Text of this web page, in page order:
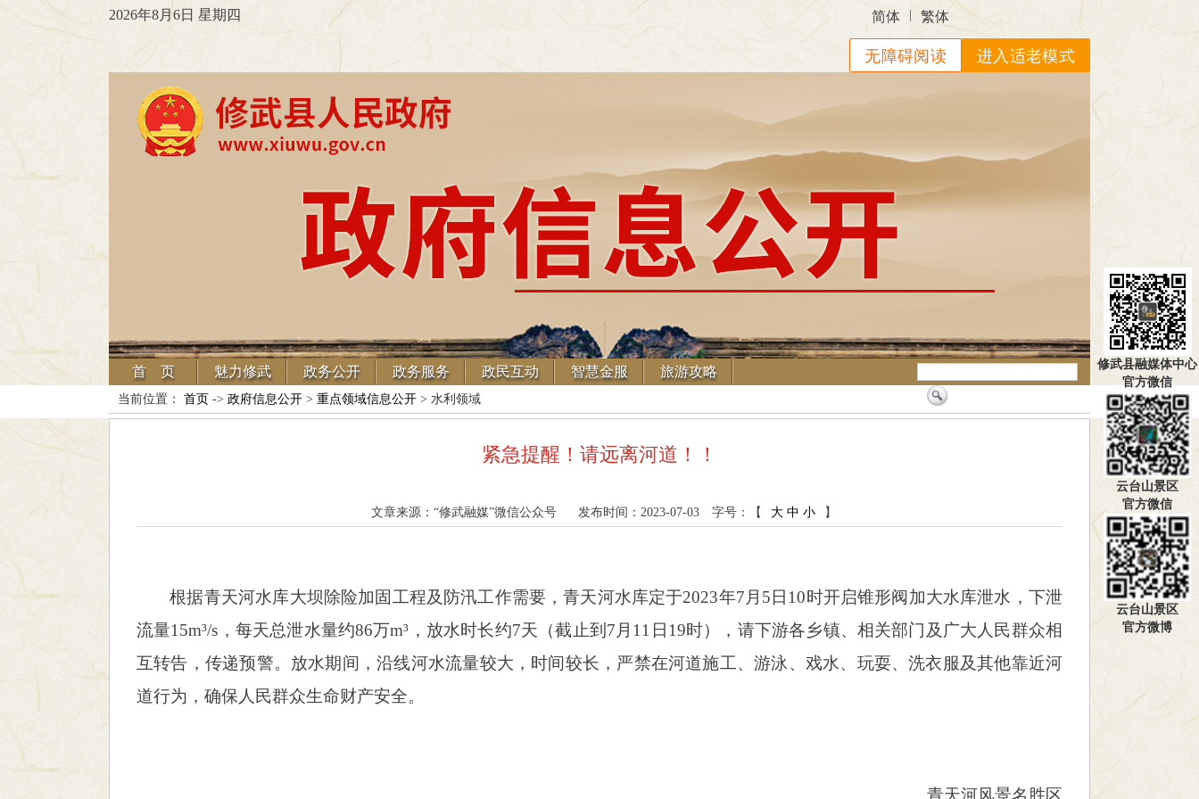
2026年8月6日 星期四 简体 繁体
进入适老模式
无障碍阅读
首 页 魅力修武 政务公开 政务服务 政民互动 智慧金服 旅游攻略
当前位置： 首页 -> 政府信息公开 > 重点领域信息公开 > 水利领域
紧急提醒！请远离河道！！
文章来源：“修武融媒”微信公众号 发布时间：2023-07-03 字号：【 大 中 小 】
根据青天河水库大坝除险加固工程及防汛工作需要，青天河水库定于2023年7月5日10时开启锥形阀加大水库泄水，下泄
流量15m³/s，每天总泄水量约86万m³，放水时长约7天（截止到7月11日19时），请下游各乡镇、相关部门及广大人民群众相
互转告，传递预警。放水期间，沿线河水流量较大，时间较长，严禁在河道施工、游泳、戏水、玩耍、洗衣服及其他靠近河
道行为，确保人民群众生命财产安全。
修武县融媒体中心
官方微信
云台山景区
官方微信
云台山景区
官方微博